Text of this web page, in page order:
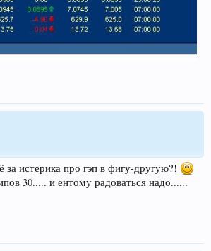
истерика про гэп в фигу-другую?!
30..... и ентому радоваться надо......